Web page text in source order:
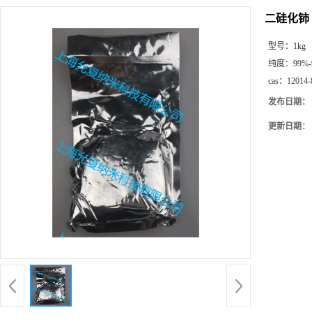
二硅化铈
型号： 1kg
纯度：
cas：
发布日期：
更新日期：